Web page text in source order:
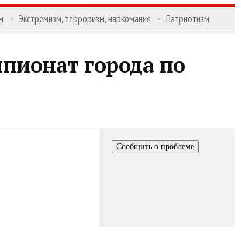
Экстремизм, терроризм, наркомания Патриотизм
города по
Сообщить о проблеме